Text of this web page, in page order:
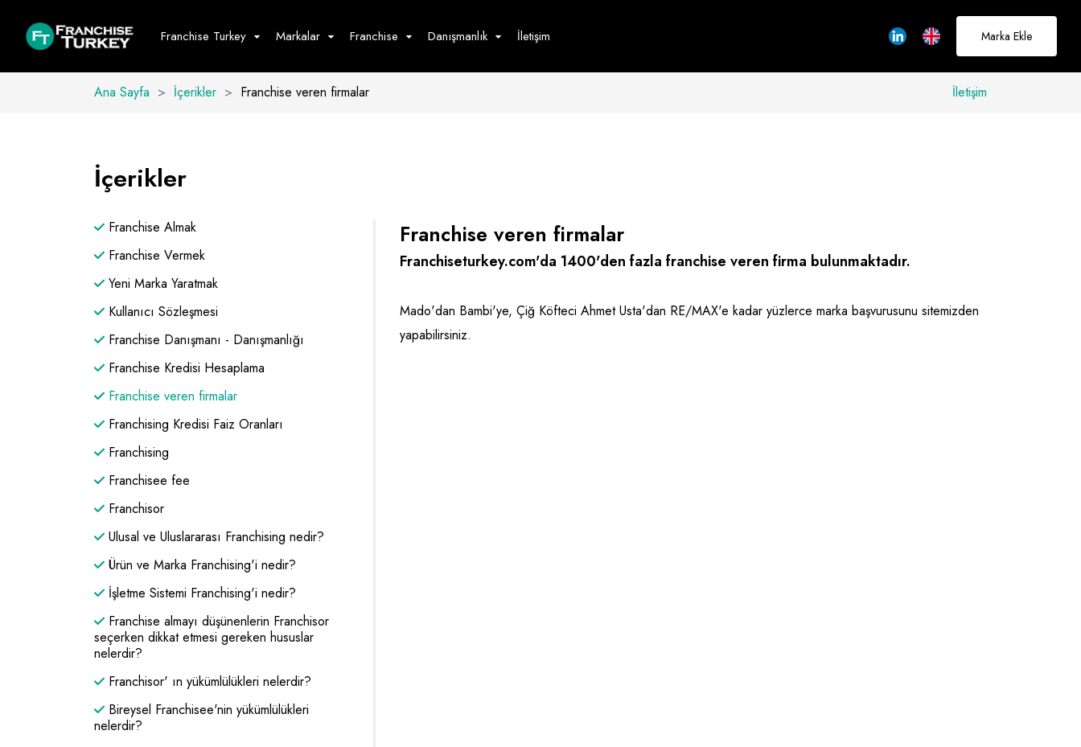
Franchise Turkey Markalar
buradayız
Hakkımızda
Franchise Danışmanlık İletişim Marka Ekle
Ana Sayfa > İçerikler > Franchise veren firmalar İletişim
İçerikler
Franchise Almak
Franchise Vermek
Yeni Marka Yaratmak
Kullanıcı Sözleşmesi
Franchise Danışmanı - Danışmanlığı
Franchise Kredisi Hesaplama
Franchise veren firmalar
Franchising Kredisi Faiz Oranları
Franchising
Franchisee fee
Franchisor
Ulusal ve Uluslararası Franchising nedir?
Ürün ve Marka Franchising'i nedir?
İşletme Sistemi Franchising'i nedir?
Franchise almayı düşünenlerin Franchisor
seçerken dikkat etmesi gereken hususlar
nelerdir?
Franchisor' ın yükümlülükleri nelerdir?
Bireysel Franchisee'nin yükümlülükleri
nelerdir?
Franchise veren firmalar
Franchiseturkey.com'da 1400'den fazla franchise veren firma bulunmaktadır.
Mado'dan Bambi'ye, Çiğ Köfteci Ahmet Usta'dan RE/MAX'e kadar yüzlerce marka başvurusunu sitemizden
yapabilirsiniz.